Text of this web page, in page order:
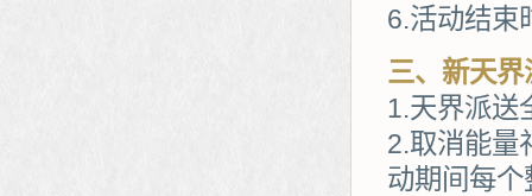
6.活动结束
三、新天界
1.天界派送
2.取消能量
动期间每